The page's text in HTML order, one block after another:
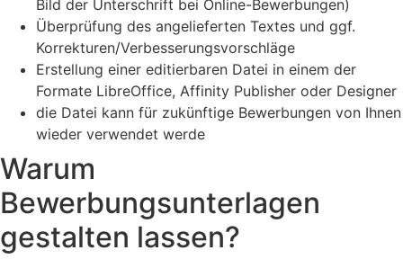
Bild der Unterschrift bei Online-Bewerbungen)
Überprüfung des angelieferten Textes und ggf.
Korrekturen/Verbesserungsvorschläge
Erstellung einer editierbaren Datei in einem der
Formate LibreOffice, Affinity Publisher oder Designer
die Datei kann für zukünftige Bewerbungen von Ihnen
wieder verwendet werde
Warum
Bewerbungsunterlagen
gestalten lassen?